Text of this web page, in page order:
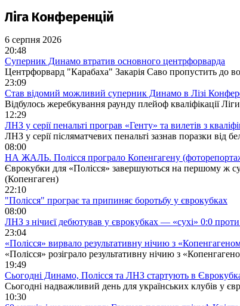
Ліга Конференцій
6 серпня 2026
20:48
Суперник Динамо втратив основного центрфорварда
Центрфорвард "Карабаха" Закарія Саво пропустить до
23:09
Став відомий можливий суперник Динамо в Лізі
Відбулось жеребкування раунду плейоф кваліфікації
12:29
ЛНЗ у серії пенальті програв «Генту» та вилетів з
ЛНЗ у серії післяматчевих пенальті зазнав поразки від
08:00
НА ЖАЛЬ. Полісся програло Копенгагену
Єврокубки для «Полісся» завершуються на першому ж
(Копенгаген)
22:10
"Полісся" програє та припиняє боротьбу у єврокубках
08:00
ЛНЗ з нічиєї дебютував у єврокубках — «сухі» 0:0 проти
23:04
«Полісся» вирвало результативну нічию з
«Полісся» розіграло результативну нічию з
19:49
Сьогодні Динамо, Полісся та ЛНЗ стартують в
Сьогодні надважливий день для українських клубів у
10:30